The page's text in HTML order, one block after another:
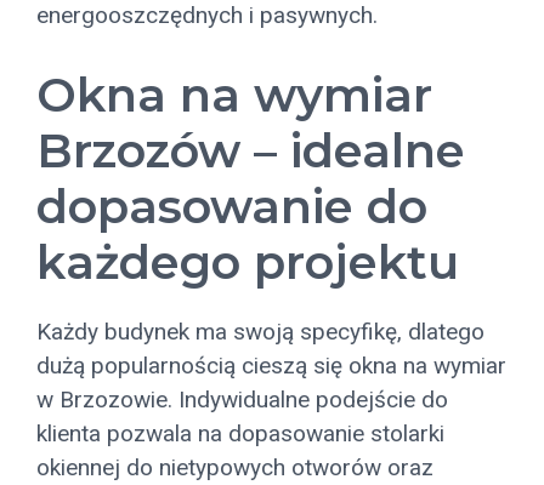
energooszczędnych i pasywnych.
Okna na wymiar
Brzozów – idealne
dopasowanie do
każdego projektu
Każdy budynek ma swoją specyfikę, dlatego
dużą popularnością cieszą się okna na wymiar
w Brzozowie. Indywidualne podejście do
klienta pozwala na dopasowanie stolarki
okiennej do nietypowych otworów oraz